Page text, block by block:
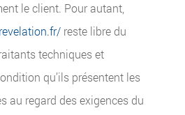
le client. Pour autant,
reste libre du
techniques et
qu’ils présentent les
au regard des exigences du